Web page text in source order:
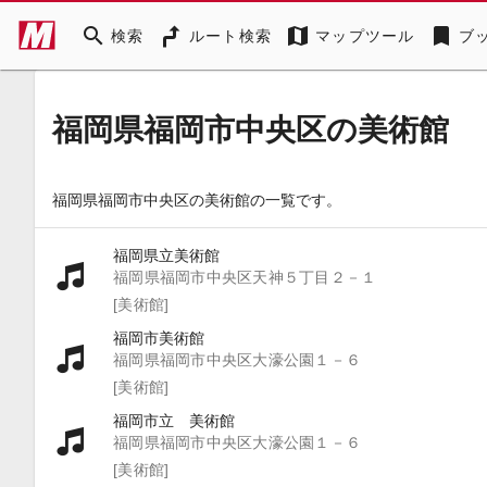
search 検索 ルート検索 map マップツール bookmark ブ
福岡県福岡市中央区の美術館
福岡県福岡市中央区の美術館の一覧です。
福岡県立美術館
福岡県福岡市中央区天神５丁目２－１
[美術館]
福岡市美術館
福岡県福岡市中央区大濠公園１－６
[美術館]
福岡市立 美術館
福岡県福岡市中央区大濠公園１－６
[美術館]